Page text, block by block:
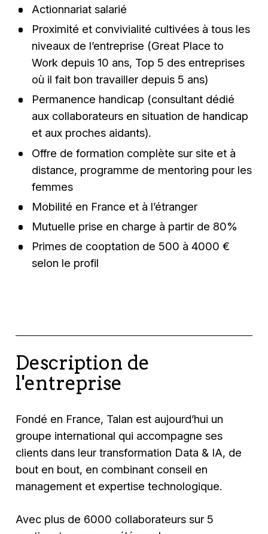
Actionnariat salarié
Proximité et convivialité cultivées à tous les
niveaux de l’entreprise (Great Place to
Work depuis 10 ans, Top 5 des entreprises
où il fait bon travailler depuis 5 ans)
Permanence handicap (consultant dédié
aux collaborateurs en situation de handicap
et aux proches aidants).
Offre de formation complète sur site et à
distance, programme de mentoring pour les
femmes
Mobilité en France et à l’étranger
Mutuelle prise en charge à partir de 80%
Primes de cooptation de 500 à 4000 €
selon le profil
Description de
l'entreprise
Fondé en France, Talan est aujourd’hui un
groupe international qui accompagne ses
clients dans leur transformation Data & IA, de
bout en bout, en combinant conseil en
management et expertise technologique.
Avec plus de 6000 collaborateurs sur 5